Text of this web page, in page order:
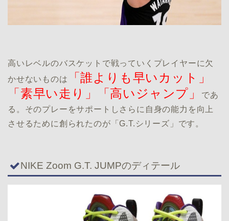
高いレベルのバスケットで戦っていくプレイヤーに欠
かせないものは
「誰よりも早いカット」
「素早い走り」「高いジャンプ」
であ
る。そのプレーをサポートしさらに自身の能力を向上
させるために創られたのが「G.T.シリーズ」です。
NIKE Zoom G.T. JUMPのディテール